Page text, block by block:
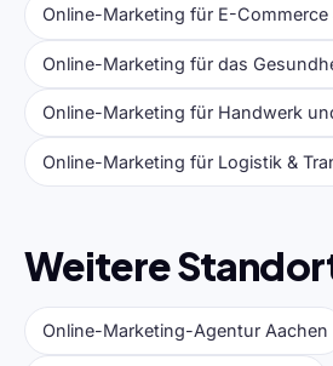
Online-Marketing für E-Commerce
Online-Marketing für das
Online-Marketing für Handwerk
Online-Marketing für Logistik &
Weitere
Online-Marketing-Agentur Aachen